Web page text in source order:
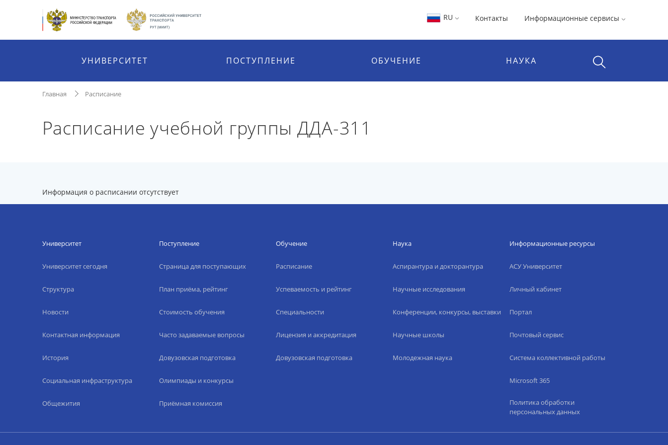
RU Контакты Информационные сервисы
УНИВЕРСИТЕТ ПОСТУПЛЕНИЕ ОБУЧЕНИЕ НАУКА
Главная Расписание
Расписание учебной группы ДДА-311
Информация о расписании отсутствует
Университет
Университет сегодня
Структура
Новости
Контактная информация
История
Социальная инфраструктура
Общежития
Поступление
Страница для поступающих
План приёма, рейтинг
Стоимость обучения
Часто задаваемые вопросы
Довузовская подготовка
Олимпиады и конкурсы
Приёмная комиссия
Обучение
Расписание
Успеваемость и рейтинг
Специальности
Лицензия и аккредитация
Довузовская подготовка
Наука
Аспирантура и докторантура
Научные исследования
Конференции, конкурсы, выставки
Научные школы
Молодежная наука
Информационные ресурсы
АСУ Университет
Личный кабинет
Портал
Почтовый сервис
Система коллективной работы
Microsoft 365
Политика обработки
персональных данных